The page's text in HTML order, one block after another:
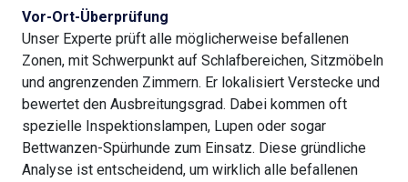
Vor-Ort-Überprüfung
Unser Experte prüft alle möglicherweise befallenen
Zonen, mit Schwerpunkt auf Schlafbereichen, Sitzmöbeln
und angrenzenden Zimmern. Er lokalisiert Verstecke und
bewertet den Ausbreitungsgrad. Dabei kommen oft
spezielle Inspektionslampen, Lupen oder sogar
Bettwanzen-Spürhunde zum Einsatz. Diese gründliche
Analyse ist entscheidend, um wirklich alle befallenen